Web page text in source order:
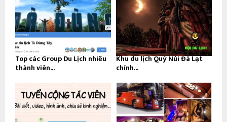
Top các Group Du Lịch nhiều
thành viên...
Khu du lịch Quỷ Núi Đà Lạt
chính...